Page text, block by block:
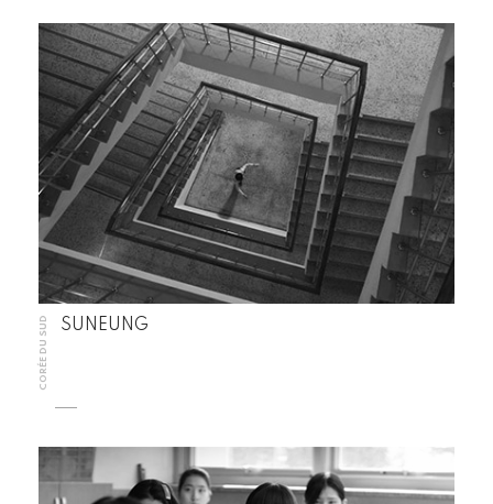
CORÉE DU SUD SUNEUNG